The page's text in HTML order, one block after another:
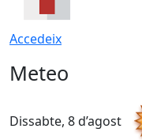
Accedeix
Meteo
Dissabte, 8 d’agost